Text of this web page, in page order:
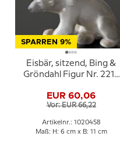
SPARREN 9%
Eisbär, sitzend, Bing &
Gröndahl Figur Nr. 2217
EUR 60,06
Vor: EUR 66,22
Artikelnr.: 1020458
Maß: H: 6 cm x B: 11 cm